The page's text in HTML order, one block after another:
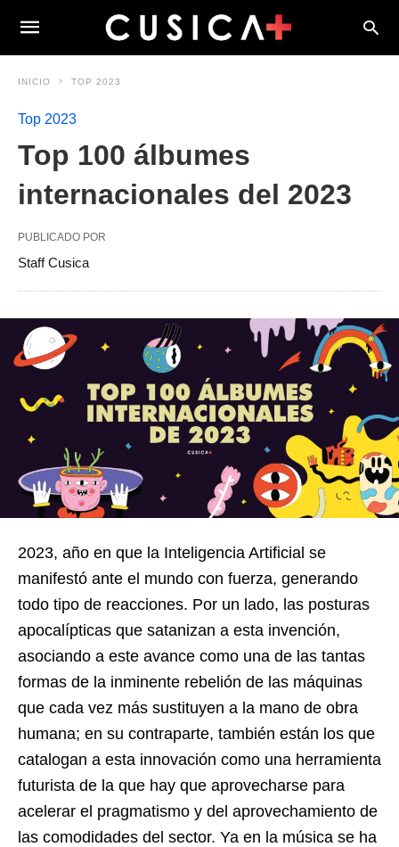
INICIO TOP 2023
Top 2023
Top 100 álbumes
internacionales del 2023
PUBLICADO POR
Staff Cusica
2023, año en que la Inteligencia Artificial se
manifestó ante el mundo con fuerza, generando
todo tipo de reacciones. Por un lado, las posturas
apocalípticas que satanizan a esta invención,
asociando a este avance como una de las tantas
formas de la inminente rebelión de las máquinas
que cada vez más sustituyen a la mano de obra
humana; en su contraparte, también están los que
catalogan a esta innovación como una herramienta
futurista de la que hay que aprovecharse para
acelerar el pragmatismo y del aprovechamiento de
las comodidades del sector. Ya en la música se ha